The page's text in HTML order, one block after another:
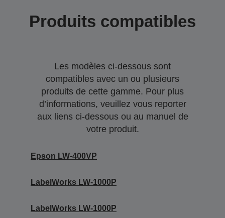
Produits compatibles
Les modèles ci-dessous sont
compatibles avec un ou plusieurs
produits de cette gamme. Pour plus
d’informations, veuillez vous reporter
aux liens ci-dessous ou au manuel de
votre produit.
Epson LW-400VP
LabelWorks LW-1000P
LabelWorks LW-1000P